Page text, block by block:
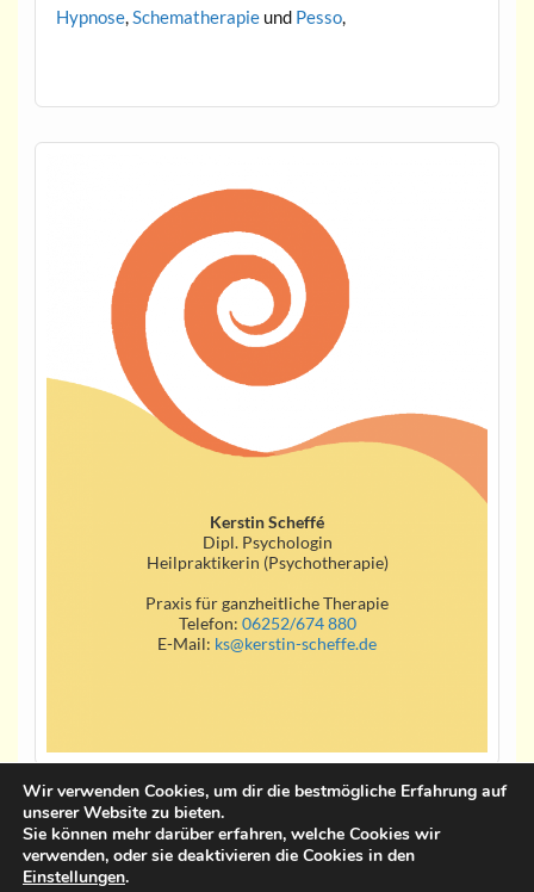
Hypnose, Schematherapieund Pesso,
Kerstin Scheffé
Dipl. Psychologin
Heilpraktikerin (Psychotherapie)
Praxis für ganzheitliche Therapie
Telefon: 06252/674 880
E-Mail: ks@kerstin-scheffe.de
Datenschutzerklärung
Wir verwenden Cookies, um dir die bestmögliche Erfahrung auf
unserer Website zu bieten.
Sie können mehr darüber erfahren, welche Cookies wir
verwenden, oder sie deaktivieren die Cookies in den
Einstellungen.